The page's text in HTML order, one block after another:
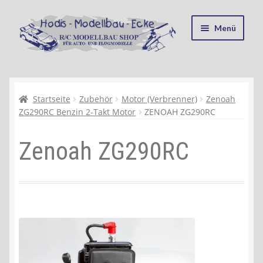
Zur
Navigation
springen
Zum
Inhalt
springen
Menü
Kasse
Recycling, Entsorgung und Umwelt
Ablauf einer Bestellung
Startseite Zubehör Motor (Verbrenner)
Zenoah
ZG290RC Benzin 2-Takt Motor
ZENOAH ZG290RC
Zenoah ZG290RC